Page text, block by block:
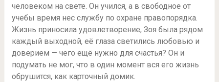
человеком на свете. Он учился, а в свободное от
учебы время нес службу по охране правопорядка.
Жизнь приносила удовлетворение, Зоя была рядом
каждый выходной, её глаза светились любовью и
доверием — чего ещё нужно для счастья? Он и
подумать не мог, что в один момент вся его жизнь
обрушится, как карточный домик.